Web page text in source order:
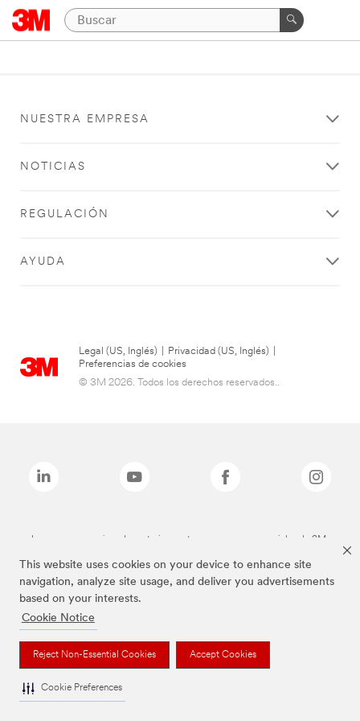
This website uses cookies on your device to enhance site
navigation, analyze site usage, and deliver you advertisements
based on your interests.
Cookie Notice
Reject Non-Essential Cookies Accept Cookies
Cookie Preferences
NUESTRA EMPRESA
NOTICIAS
REGULACIÓN
AYUDA
Legal (US, Inglés) Privacidad (US, Inglés)
Preferencias de cookies
© 3M 2026. Todos los derechos reservados..
Las marcas mencionadas anteriormente son marcas comerciales de 3M.